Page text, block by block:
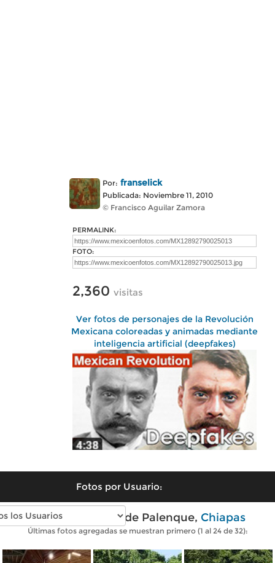
Por: franselick
Publicada: Noviembre 11, 2010
© Francisco Aguilar Zamora
PERMALINK:
FOTO:
2,360 visitas
Ver fotos de personajes de la Revolución
Mexicana coloreadas y animadas mediante
inteligencia artificial (deepfakes)
Fotos por Usuario:
Fotos modernas de Palenque, Chiapas
Últimas fotos agregadas se muestran primero (1 al 24 de 32):